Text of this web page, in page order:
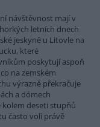
návštěvnost mají v
letních dnech
jeskyně u Litovle na
které
poskytují aspoň
na zemském
výrazně překračuje
a dómech
kolem deseti stupňů
často volí právě